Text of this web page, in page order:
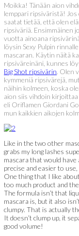
Moikka! Tänään aion
lemppari ripsiväristä!
saatat tietää, että olen
ripsiväriä. Ensimmäinen
vuotta ainoana
löysin Sexy Pulpin
mascaran. Käytin näitä
ripsiväreinäni, kunnes
Big Shot ripsivärin. Olen
kymmeniä ripsivärejä,
näihin kolmeen, koska
aion siis vihdoin
eli Oriflamen Giordani
mun kaikkien aikojen
Like in the two other
grabs my long lashes
mascara that would
precise and easier to
One thing that I like
too much product and
The formula isn’t that
mascara is, but it also
clumpy. That is actually
It doesn’t clump up, it
good volume!